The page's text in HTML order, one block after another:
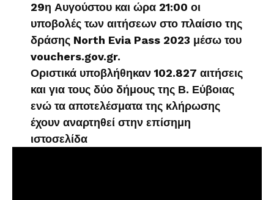
29η Αυγούστου και ώρα 21:00 οι
υποβολές των αιτήσεων στο πλαίσιο της
δράσης North Evia Pass 2023 μέσω του
vouchers.gov.gr.
Οριστικά υποβλήθηκαν 102.827 αιτήσεις
και για τους δύο δήμους της Β. Εύβοιας
ενώ τα αποτελέσματα της κλήρωσης
έχουν αναρτηθεί στην επίσημη
ιστοσελίδα